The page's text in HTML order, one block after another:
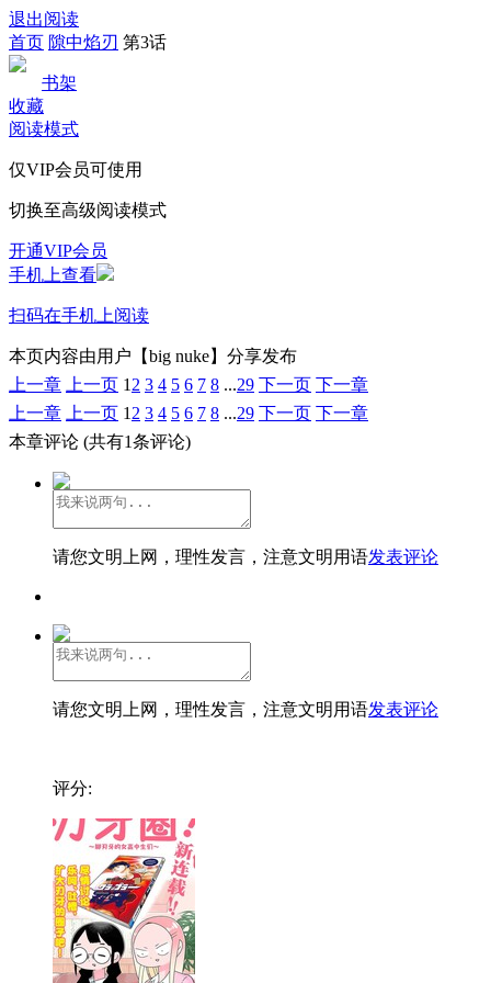
退出阅读
首页 隙中焰刃 第3话
书架
收藏
阅读模式
仅VIP会员可使用
切换至高级阅读模式
开通VIP会员
手机上查看
扫码在手机上阅读
本页内容由用户【big nuke】分享发布
上一章
上一页 1 2 3 4 5 6 7 8 ...29 下一页 下一章
上一章
上一页 1 2 3 4 5 6 7 8 ...29 下一页 下一章
本章评论 (共有1条评论)
请您文明上网，理性发言，注意文明用语发表评论
请您文明上网，理性发言，注意文明用语发表评论
评分: